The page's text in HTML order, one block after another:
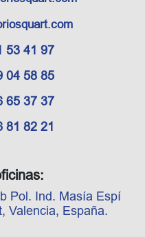
Pol. Ind. Masía Espí
Valencia, España.
53 41 97
04 58 85
65 37 37
81 82 21